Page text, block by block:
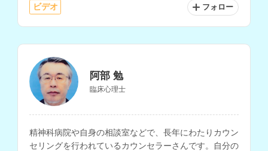
ビデオ フォロー
阿部 勉
臨床心理士
精神科病院や自身の相談室などで、長年にわたりカウン
セリングを行われているカウンセラーさんです。自分の